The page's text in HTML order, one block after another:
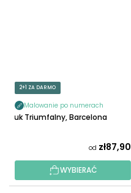
2+1 ZA DARMO
Malowanie po numerach
Łuk Triumfalny, Barcelona
od zł87,90
WYBIERAĆ